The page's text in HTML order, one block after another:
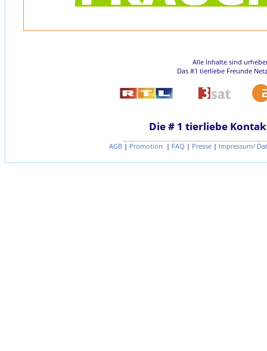
Alle Inhalte sind
Das #1 tierliebe Freunde
Die # 1 tierliebe
AGB | Promotion | FAQ | Presse | Impressum/